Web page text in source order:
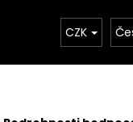
CZK